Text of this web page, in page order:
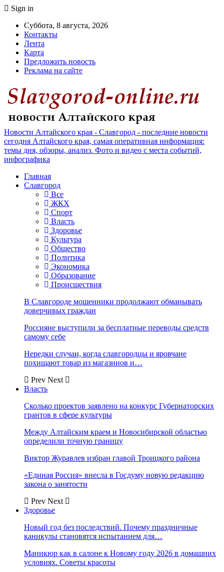
Sign in
Суббота, 8 августа, 2026
Контакты
Лента
Карта
Предложить новость
Реклама на сайте
Новости Алтайского края - Славгород - последние новости
сегодня Алтайского края, самая оперативная информация:
темы дня, обзоры, анализ. Фото и видео с места событий,
инфографика
Главная
Славгород
Все
ЖКХ
Спорт
Власть
Здоровье
Культура
Общество
Политика
Экономика
Образование
Происшествия
В Славгороде мошенники продолжают обманывать
доверчивых граждан
Россияне выступили за бесплатные переводы средств
самому себе
Нередки случаи, когда славгородцы и яровчане
похищают товар из магазинов и…
Prev Next
Власть
Сколько проектов заявлено на конкурс Губернаторских
грантов в сфере культуры
Между Алтайским краем и Новосибирской областью
определили точную границу
Виктор Журавлев избран главой Троицкого района
«Единая Россия» внесла в Госдуму новую редакцию
закона о занятости
Prev Next
Здоровье
Новый год без последствий. Почему праздничные
каникулы становятся испытанием для…
Маникюр как в салоне к Новому году 2026 в домашних
условиях. Советы красоты